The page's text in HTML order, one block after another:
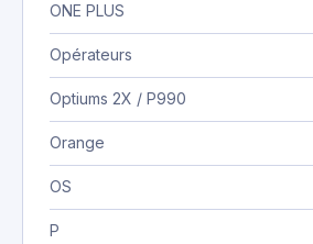
ONE PLUS
Opérateurs
Optiums 2X / P990
Orange
OS
P